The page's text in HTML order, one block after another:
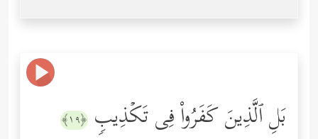
بَلِ ٱلَّذِینَ كَفَرُواْ فِی تَكۡذِیبࣲ ﴿١٩﴾